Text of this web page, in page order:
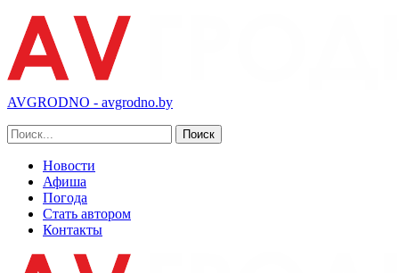
AVGRODNO - avgrodno.by
Новости
Афиша
Погода
Стать автором
Контакты